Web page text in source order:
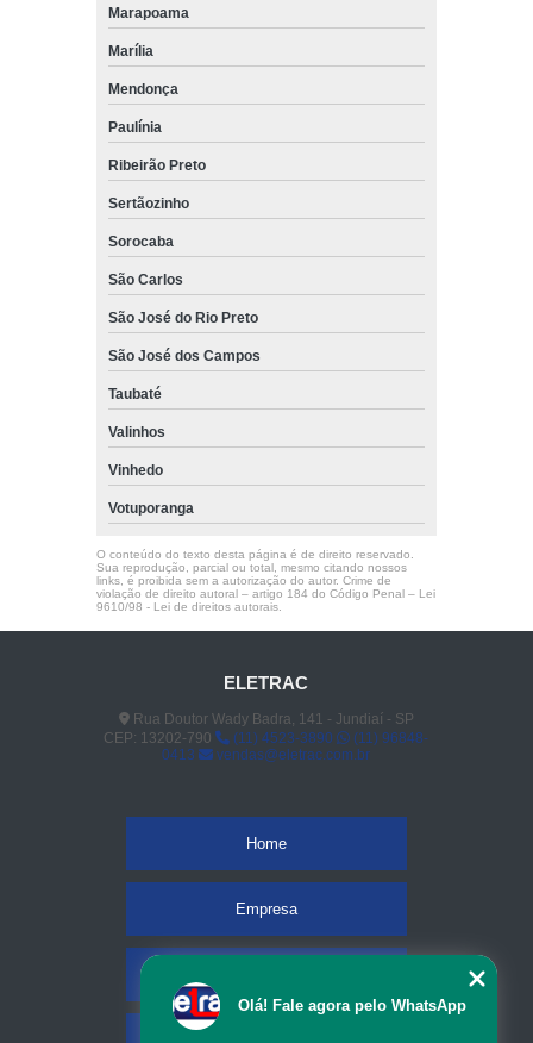
Marapoama
Marília
Mendonça
Paulínia
Ribeirão Preto
Sertãozinho
Sorocaba
São Carlos
São José do Rio Preto
São José dos Campos
Taubaté
Valinhos
Vinhedo
Votuporanga
O conteúdo do texto desta página é de direito reservado.
Sua reprodução, parcial ou total, mesmo citando nossos
links, é proibida sem a autorização do autor. Crime de
violação de direito autoral – artigo 184 do Código Penal – Lei
9610/98 - Lei de direitos autorais.
ELETRAC
Rua Doutor Wady Badra, 141 - Jundiaí - SP
CEP: 13202-790
(11) 4523-3890
(11) 96848-
0413
vendas@eletrac.com.br
Home
Empresa
Olá! Fale agora pelo WhatsApp